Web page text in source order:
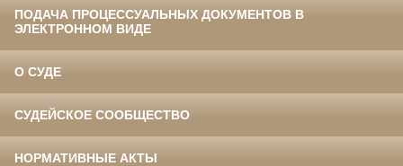
ПОДАЧА ПРОЦЕССУАЛЬНЫХ ДОКУМЕНТОВ В
ЭЛЕКТРОННОМ ВИДЕ
О СУДЕ
СУДЕЙСКОЕ СООБЩЕСТВО
НОРМАТИВНЫЕ АКТЫ